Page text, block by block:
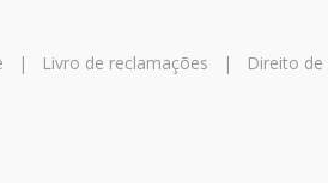
| Livro de reclamações | Direito